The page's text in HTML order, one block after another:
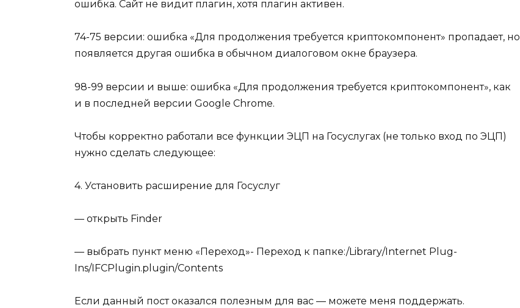
ошибка. Сайт не видит плагин, хотя плагин активен.
74-75 версии: ошибка «Для продолжения требуется криптокомпонент» пропадает, но
появляется другая ошибка в обычном диалоговом окне браузера.
98-99 версии и выше: ошибка «Для продолжения требуется криптокомпонент», как
и в последней версии Google Chrome.
Чтобы корректно работали все функции ЭЦП на Госуслугах (не только вход по ЭЦП)
нужно сделать следующее:
4. Установить расширение для Госуслуг
— открыть Finder
— выбрать пункт меню «Переход»- Переход к папке:/Library/Internet Plug-
Ins/IFCPlugin.plugin/Contents
Если данный пост оказался полезным для вас — можете меня поддержать.